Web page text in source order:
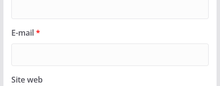
E-mail*
Site web